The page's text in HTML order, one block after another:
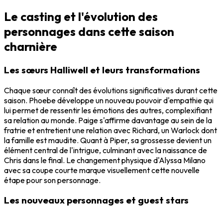
Le casting et l'évolution des
personnages dans cette saison
charnière
Les sœurs Halliwell et leurs transformations
Chaque sœur connaît des évolutions significatives durant cette
saison. Phoebe développe un nouveau pouvoir d'empathie qui
lui permet de ressentir les émotions des autres, complexifiant
sa relation au monde. Paige s'affirme davantage au sein de la
fratrie et entretient une relation avec Richard, un Warlock dont
la famille est maudite. Quant à Piper, sa grossesse devient un
élément central de l'intrigue, culminant avec la naissance de
Chris dans le final. Le changement physique d'Alyssa Milano
avec sa coupe courte marque visuellement cette nouvelle
étape pour son personnage.
Les nouveaux personnages et guest stars